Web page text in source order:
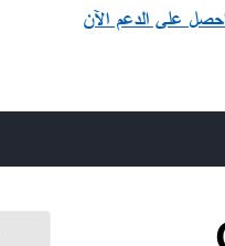
على الدعم الآن